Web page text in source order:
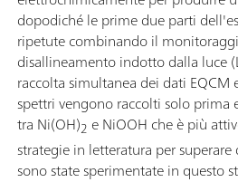
dopodiché le prime due parti
ripetute combinando il
disallineamento indotto dalla luce
raccolta simultanea dei dati
spettri vengono raccolti solo
tra Ni(OH)2 e NiOOH che è più
strategie in letteratura per
sono state sperimentate in questo